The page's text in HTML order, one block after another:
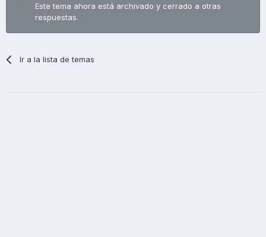
Este tema ahora está archivado y cerrado a otras
respuestas.
Ir a la lista de temas